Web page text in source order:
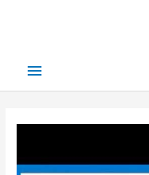
Main